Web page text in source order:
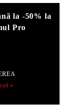
la -50% la
Pro
»